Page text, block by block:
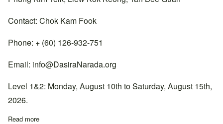
Contact: Chok Kam Fook
Phone: + (60) 126-932-751
Email: info@DasiraNarada.org
Level 1&2: Monday, August 10th to Saturday, August 15th,
2026.
Read more